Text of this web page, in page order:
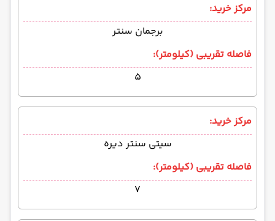
مرکز خرید:
برجمان سنتر
فاصله تقریبی (کیلومتر):
۵
مرکز خرید:
سیتی سنتر دیره
فاصله تقریبی (کیلومتر):
۷